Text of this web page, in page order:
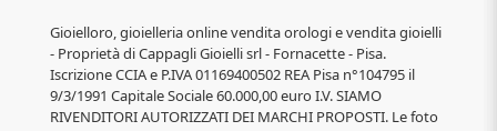
Gioielloro, gioielleria online vendita orologi e vendita gioielli
- Proprietà di Cappagli Gioielli srl - Fornacette - Pisa.
Iscrizione CCIA e P.IVA 01169400502 REA Pisa n°104795 il
9/3/1991 Capitale Sociale 60.000,00 euro I.V. SIAMO
RIVENDITORI AUTORIZZATI DEI MARCHI PROPOSTI. Le foto